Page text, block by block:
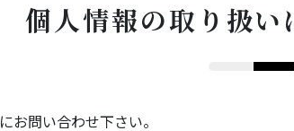
個人情報の取り扱
にお問い合わせ下さい。